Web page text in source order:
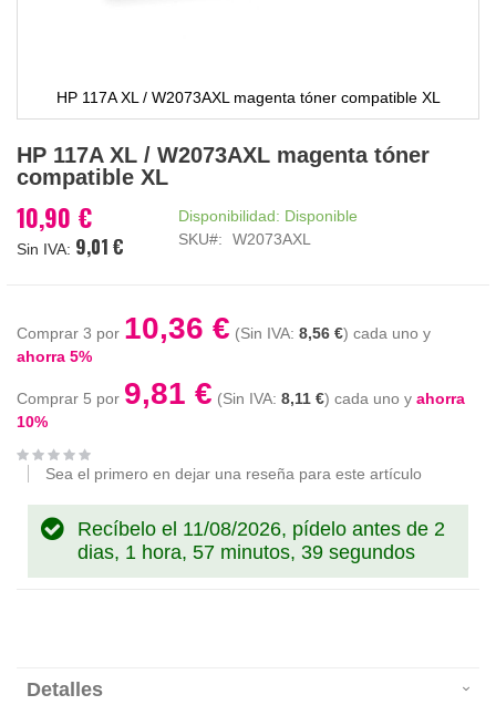
HP 117A XL / W2073AXL magenta tóner compatible XL
al
comienzo
la
galería
HP 117A XL / W2073AXL magenta tóner
compatible XL
10,90 €
9,01 €
Disponibilidad: Disponible
SKU
W2073AXL
Comprar 3 por 10,36 € 8,56 € cada uno y
ahorra 5%
Comprar 5 por 9,81 € 8,11 € cada uno y ahorra
10%
Sea el primero en dejar una reseña para este artículo
Recíbelo el 11/08/2026, pídelo antes de 2
dias, 1 hora, 57 minutos, 38 segundos
Detalles